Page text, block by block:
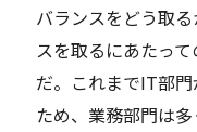
バランスをどう取
スを取るにあたっ
だ。これまでIT部
ため、業務部門は